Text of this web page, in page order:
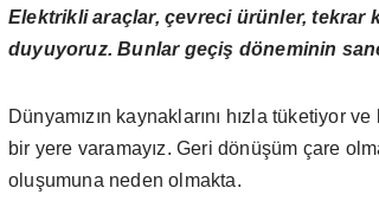
Elektrikli araçlar, çevreci ürünler, tekrar
duyuyoruz. Bunlar geçiş döneminin
Dünyamızın kaynaklarını hızla tüketiyor
bir yere varamayız. Geri dönüşüm çare
oluşumuna neden olmakta.